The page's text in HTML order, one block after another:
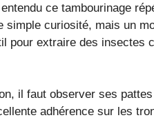
ce tambourinage
simple curiosité, mais un
pour extraire des insectes
il faut observer ses
adhérence sur les